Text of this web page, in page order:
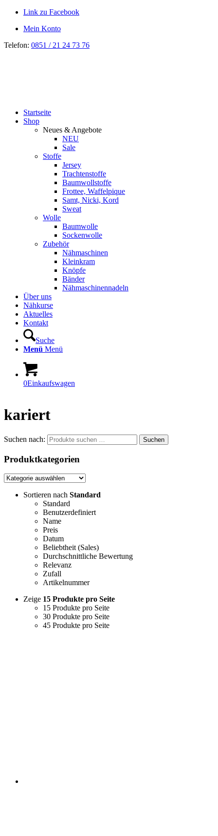
Link zu Facebook
Mein Konto
Telefon: 0851 / 21 24 73 76
Startseite
Shop
Neues & Angebote
NEU
Sale
Stoffe
Jersey
Trachtenstoffe
Baumwollstoffe
Frottee, Waffelpique
Samt, Nicki, Kord
Sweat
Wolle
Baumwolle
Sockenwolle
Zubehör
Nähmaschinen
Kleinkram
Knöpfe
Bänder
Nähmaschinennadeln
Über uns
Nähkurse
Aktuelles
Kontakt
Suche
Menü Menü
0Einkaufswagen
kariert
Sortieren nach Standard
Standard
Benutzerdefiniert
Name
Preis
Datum
Beliebtheit (Sales)
Durchschnittliche Bewertung
Relevanz
Zufall
Artikelnummer
Zeige 15 Produkte pro Seite
15 Produkte pro Seite
30 Produkte pro Seite
45 Produkte pro Seite
Suchen nach: Suchen
Produktkategorien